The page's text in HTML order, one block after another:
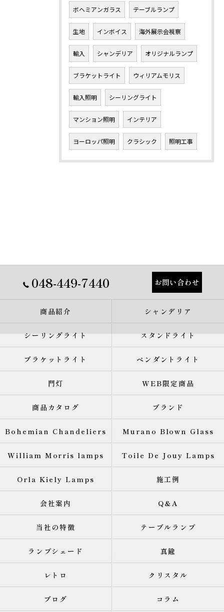
ボヘミアンガラス テーブルランプ
生地 インボイス 海外展示会視察
輸入 シャンデリア オリジナルランプ
ブラケットライト ウィリアムモリス
輸入照明 シーリングライト
マンション照明 インテリア
ヨーロッパ照明 クラシック 照明工事
048-449-7440 お問い合わせ
商品紹介 シャンデリア
シーリングライト スタンドライト
ブラケットライト ペンダントライト
門灯 WEB限定商品
商品カタログ ブランド
Bohemian Chandeliers Murano Blown Glass
William Morris lamps Toile De Jouy Lamps
Orla Kiely Lamps 施工例
会社案内 Q&A
当社の特徴 テーブルランプ
ランプシェード 真鍮
レトロ クリスタル
ブログ コラム